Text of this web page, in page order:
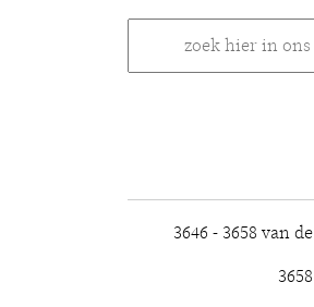
3646 - 3658 van de
3658